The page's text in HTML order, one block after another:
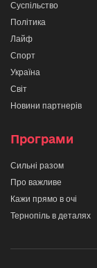
Суспільство
Політика
Лайф
Спорт
Україна
Світ
Новини партнерів
Програми
Сильні разом
Про важливе
Кажи прямо в очі
Тернопіль в деталях